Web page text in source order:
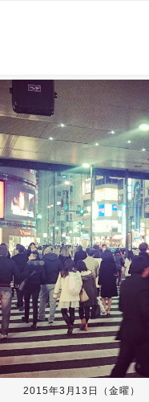
2015年3月13日（金曜）